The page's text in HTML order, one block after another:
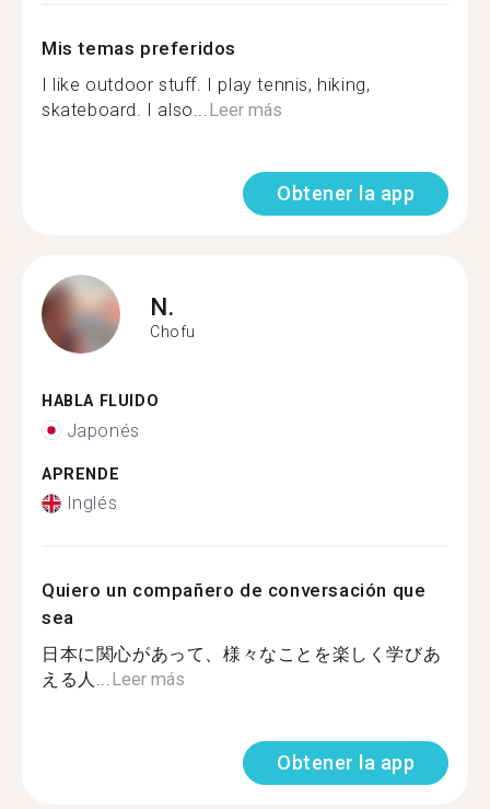
Mis temas preferidos
I like outdoor stuff. I play tennis, hiking,
skateboard. I also...Leer más
Obtener la app
N.
Chofu
HABLA FLUIDO
Japonés
APRENDE
Inglés
Quiero un compañero de conversación que
sea
日本に関心があって、様々なことを楽しく学びあ
える人...Leer más
Obtener la app